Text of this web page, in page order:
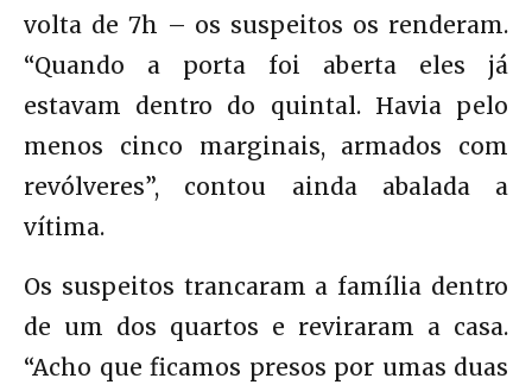
volta de 7h – os suspeitos os renderam.
“Quando a porta foi aberta eles já
estavam dentro do quintal. Havia pelo
menos cinco marginais, armados com
revólveres”, contou ainda abalada a
vítima.
Os suspeitos trancaram a família dentro
de um dos quartos e reviraram a casa.
“Acho que ficamos presos por umas duas